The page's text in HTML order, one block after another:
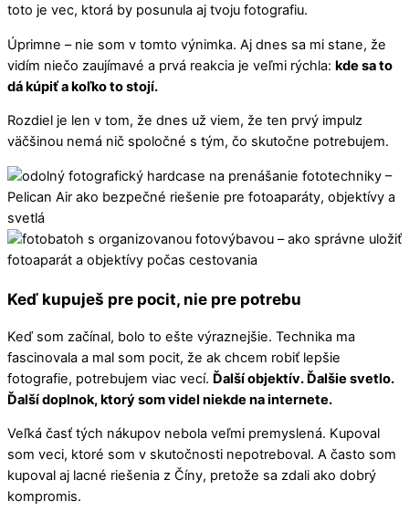
toto je vec, ktorá by posunula aj tvoju fotografiu.
Úprimne – nie som v tomto výnimka. Aj dnes sa mi stane, že
vidím niečo zaujímavé a prvá reakcia je veľmi rýchla: kde sa to
dá kúpiť a koľko to stojí.
Rozdiel je len v tom, že dnes už viem, že ten prvý impulz
väčšinou nemá nič spoločné s tým, čo skutočne potrebujem.
Keď kupuješ pre pocit, nie pre potrebu
Keď som začínal, bolo to ešte výraznejšie. Technika ma
fascinovala a mal som pocit, že ak chcem robiť lepšie
fotografie, potrebujem viac vecí. Ďalší objektív. Ďalšie svetlo.
Ďalší doplnok, ktorý som videl niekde na internete.
Veľká časť tých nákupov nebola veľmi premyslená. Kupoval
som veci, ktoré som v skutočnosti nepotreboval. A často som
kupoval aj lacné riešenia z Číny, pretože sa zdali ako dobrý
kompromis.